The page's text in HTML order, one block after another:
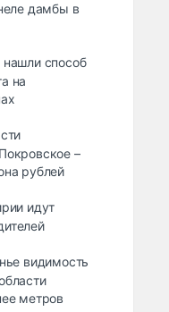
дамбы в
способ
на
–
рублей
идут
видимость
метров